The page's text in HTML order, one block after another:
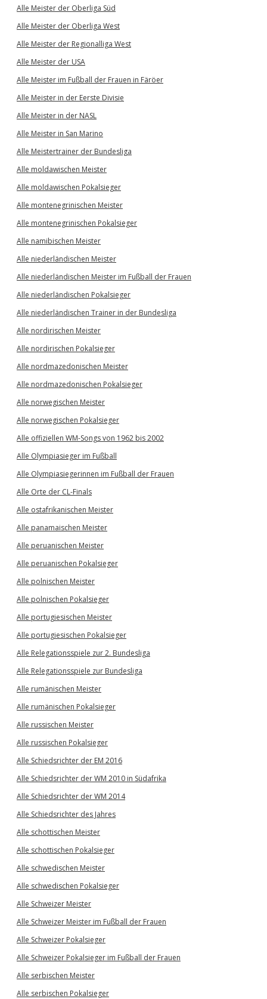
Alle Meister der Oberliga Süd
Alle Meister der Oberliga West
Alle Meister der Regionalliga West
Alle Meister der USA
Alle Meister im Fußball der Frauen in Färöer
Alle Meister in der Eerste Divisie
Alle Meister in der NASL
Alle Meister in San Marino
Alle Meistertrainer der Bundesliga
Alle moldawischen Meister
Alle moldawischen Pokalsieger
Alle montenegrinischen Meister
Alle montenegrinischen Pokalsieger
Alle namibischen Meister
Alle niederländischen Meister
Alle niederländischen Meister im Fußball der Frauen
Alle niederländischen Pokalsieger
Alle niederländischen Trainer in der Bundesliga
Alle nordirischen Meister
Alle nordirischen Pokalsieger
Alle nordmazedonischen Meister
Alle nordmazedonischen Pokalsieger
Alle norwegischen Meister
Alle norwegischen Pokalsieger
Alle offiziellen WM-Songs von 1962 bis 2002
Alle Olympiasieger im Fußball
Alle Olympiasiegerinnen im Fußball der Frauen
Alle Orte der CL-Finals
Alle ostafrikanischen Meister
Alle panamaischen Meister
Alle peruanischen Meister
Alle peruanischen Pokalsieger
Alle polnischen Meister
Alle polnischen Pokalsieger
Alle portugiesischen Meister
Alle portugiesischen Pokalsieger
Alle Relegationsspiele zur 2. Bundesliga
Alle Relegationsspiele zur Bundesliga
Alle rumänischen Meister
Alle rumänischen Pokalsieger
Alle russischen Meister
Alle russischen Pokalsieger
Alle Schiedsrichter der EM 2016
Alle Schiedsrichter der WM 2010 in Südafrika
Alle Schiedsrichter der WM 2014
Alle Schiedsrichter des Jahres
Alle schottischen Meister
Alle schottischen Pokalsieger
Alle schwedischen Meister
Alle schwedischen Pokalsieger
Alle Schweizer Meister
Alle Schweizer Meister im Fußball der Frauen
Alle Schweizer Pokalsieger
Alle Schweizer Pokalsieger im Fußball der Frauen
Alle serbischen Meister
Alle serbischen Pokalsieger